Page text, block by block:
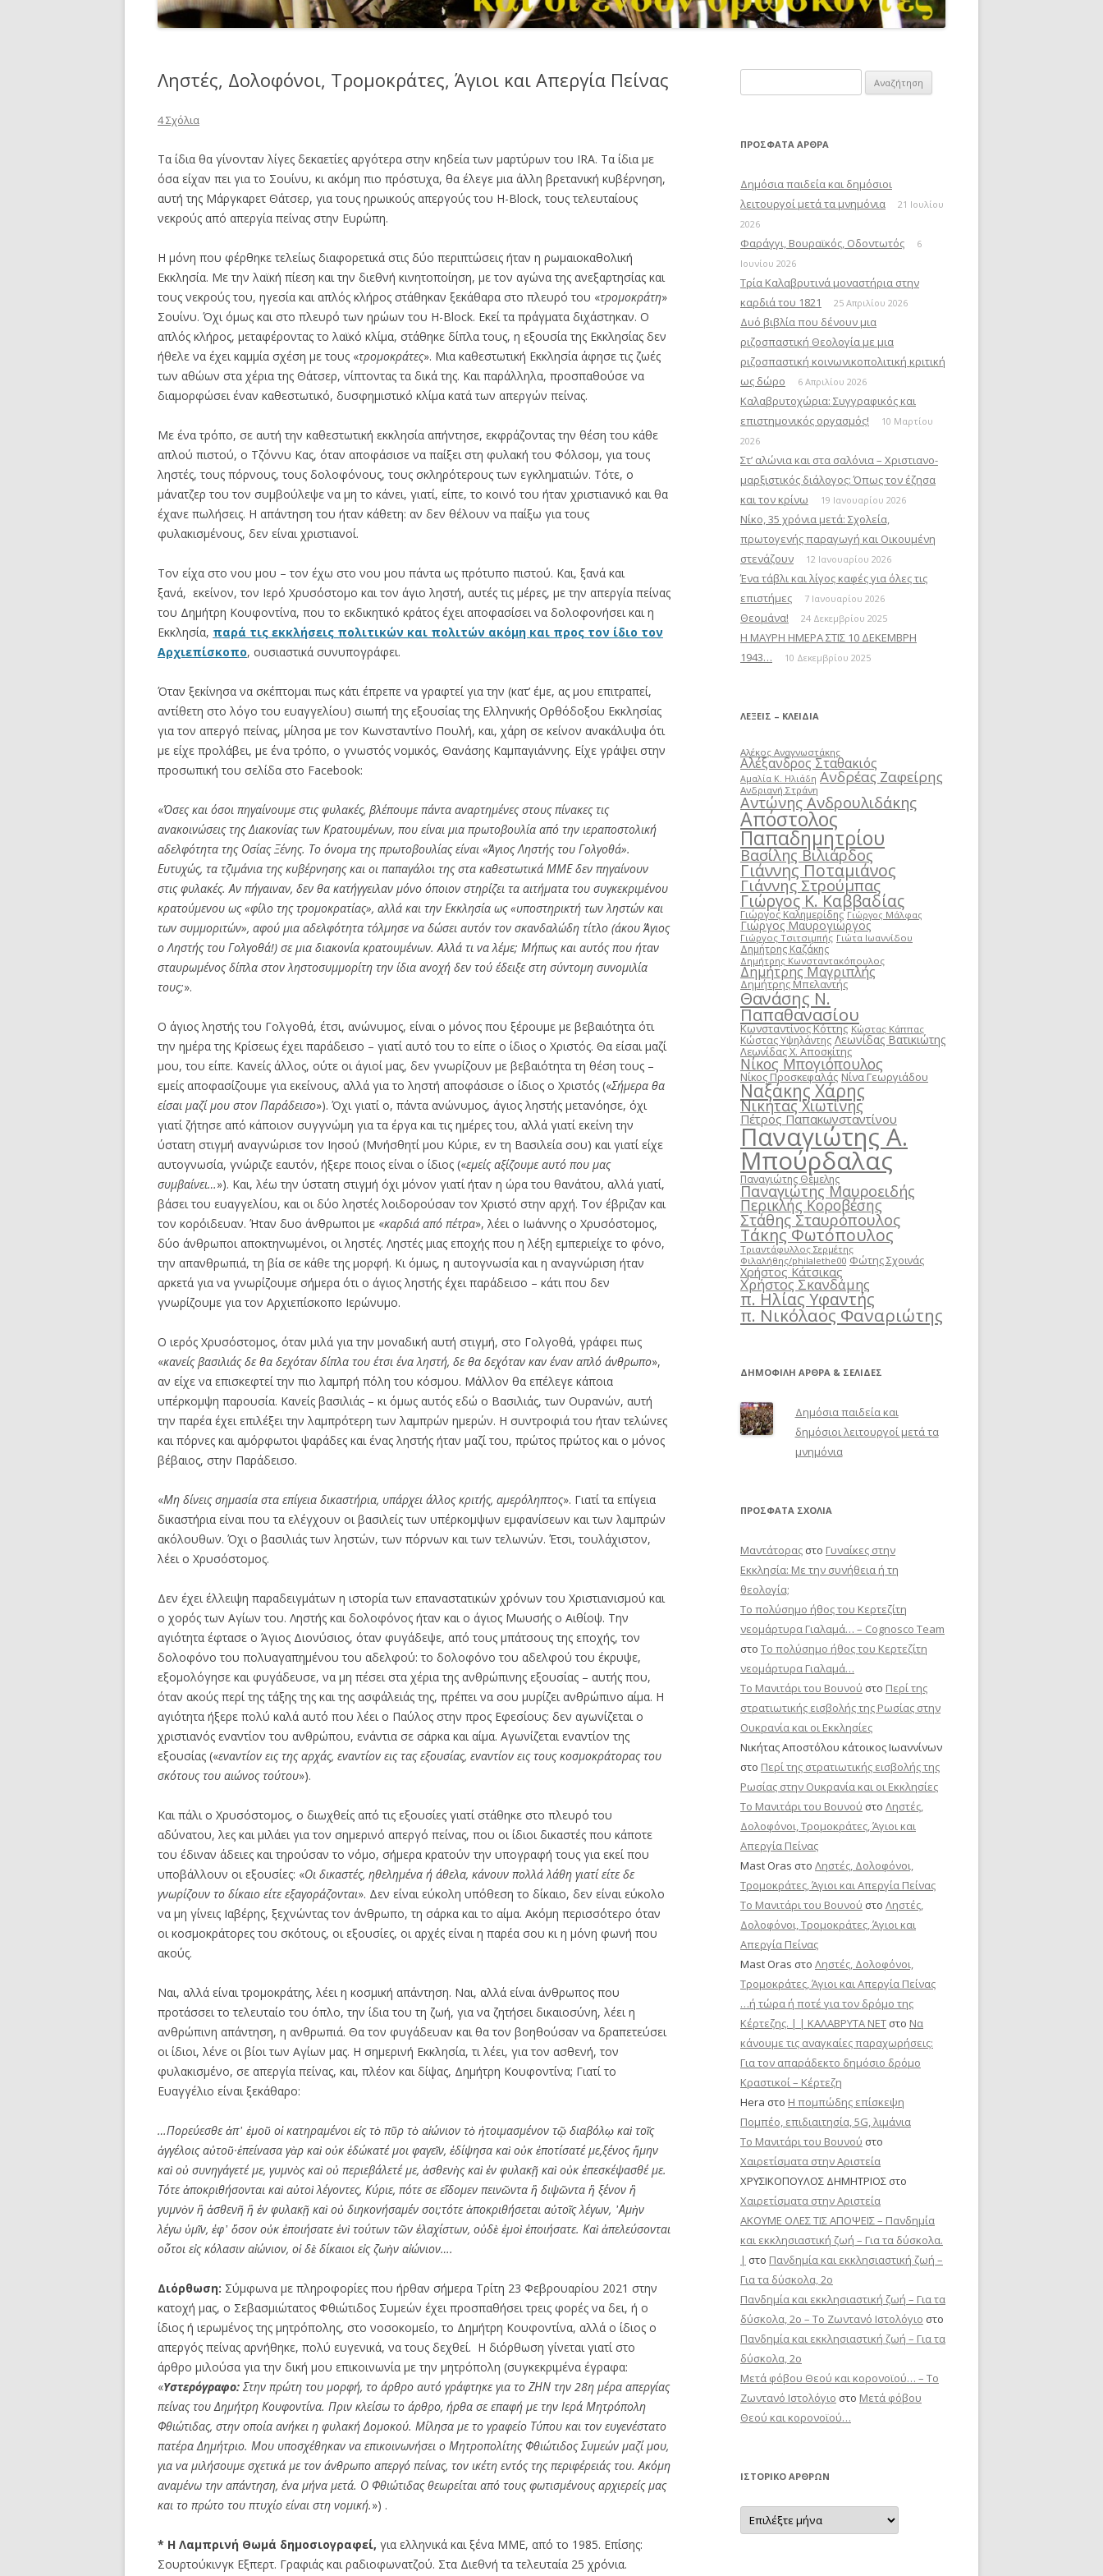
Ληστές, Δολοφόνοι, Τρομοκράτες, Άγιοι και Απεργία Πείνας
4 Σχόλια
Τα ίδια θα γίνονταν λίγες δεκαετίες αργότερα στην κηδεία των μαρτύρων του IRA. Τα ίδια με
όσα είχαν πει για το Σουίνυ, κι ακόμη πιο πρόστυχα, θα έλεγε μια άλλη βρετανική κυβέρνηση,
αυτή της Μάργκαρετ Θάτσερ, για τους ηρωικούς απεργούς του H-Block, τους τελευταίους
νεκρούς από απεργία πείνας στην Ευρώπη.
Η μόνη που φέρθηκε τελείως διαφορετικά στις δύο περιπτώσεις ήταν η ρωμαιοκαθολική
Εκκλησία. Με την λαϊκή πίεση και την διεθνή κινητοποίηση, με τον αγώνα της ανεξαρτησίας και
τους νεκρούς του, ηγεσία και απλός κλήρος στάθηκαν ξεκάθαρα στο πλευρό του «τρομοκράτη»
Σουίνυ. Όχι όμως και στο πλευρό των ηρώων του H-Block. Εκεί τα πράγματα διχάστηκαν. Ο
απλός κλήρος, μεταφέροντας το λαϊκό κλίμα, στάθηκε δίπλα τους, η εξουσία της Εκκλησίας δεν
ήθελε να έχει καμμία σχέση με τους «τρομοκράτες». Μια καθεστωτική Εκκλησία άφησε τις ζωές
των αθώων στα χέρια της Θάτσερ, νίπτοντας τα δικά της. Και παράλληλα, προσπαθούσε να
διαμορφώσει έναν καθεστωτικό, δυσφημιστικό κλίμα κατά των απεργών πείνας.
Με ένα τρόπο, σε αυτή την καθεστωτική εκκλησία απήντησε, εκφράζοντας την θέση του κάθε
απλού πιστού, ο Τζόννυ Κας, όταν αποφάσισε να παίξει στη φυλακή του Φόλσομ, για τους
ληστές, τους πόρνους, τους δολοφόνους, τους σκληρότερους των εγκληματιών. Τότε, ο
μάνατζερ του τον συμβούλεψε να μη το κάνει, γιατί, είπε, το κοινό του ήταν χριστιανικό και θα
έχανε πωλήσεις. Η απάντηση του ήταν κάθετη: αν δεν θέλουν να παίξω για τους
φυλακισμένους, δεν είναι χριστιανοί.
Τον είχα στο νου μου – τον έχω στο νου μου πάντα ως πρότυπο πιστού. Και, ξανά και
ξανά, εκείνον, τον Ιερό Χρυσόστομο και τον άγιο ληστή, αυτές τις μέρες, με την απεργία πείνας
του Δημήτρη Κουφοντίνα, που το εκδικητικό κράτος έχει αποφασίσει να δολοφονήσει και η
Εκκλησία, παρά τις εκκλήσεις πολιτικών και πολιτών ακόμη και προς τον ίδιο τον
Αρχιεπίσκοπο, ουσιαστικά συνυπογράφει.
Όταν ξεκίνησα να σκέπτομαι πως κάτι έπρεπε να γραφτεί για την (κατ’ έμε, ας μου επιτραπεί,
αντίθετη στο λόγο του ευαγγελίου) σιωπή της εξουσίας της Ελληνικής Ορθόδοξου Εκκλησίας
για τον απεργό πείνας, μίλησα με τον Κωνσταντίνο Πουλή, και, χάρη σε κείνον ανακάλυψα ότι
με είχε προλάβει, με ένα τρόπο, ο γνωστός νομικός, Θανάσης Καμπαγιάννης. Είχε γράψει στην
προσωπική του σελίδα στο Facebook:
«Όσες και όσοι πηγαίνουμε στις φυλακές, βλέπουμε πάντα αναρτημένες στους πίνακες τις
ανακοινώσεις της Διακονίας των Κρατουμένων, που είναι μια πρωτοβουλία από την ιεραποστολική
αδελφότητα της Οσίας Ξένης. Το όνομα της πρωτοβουλίας είναι «Άγιος Ληστής του Γολγοθά».
Ευτυχώς, τα τζιμάνια της κυβέρνησης και οι παπαγάλοι της στα καθεστωτικά ΜΜΕ δεν πηγαίνουν
στις φυλακές. Αν πήγαιναν, δεν θα κατήγγειλαν μόνο όποιον στηρίζει τα αιτήματα του συγκεκριμένου
κρατούμενου ως «φίλο της τρομοκρατίας», αλλά και την Εκκλησία ως «υποστηρικτή των ληστών και
των συμμοριτών», αφού μια αδελφότητα τόλμησε να δώσει αυτόν τον σκανδαλώδη τίτλο (άκου Άγιος
ο Ληστής του Γολγοθά!) σε μια διακονία κρατουμένων. Αλλά τι να λέμε; Μήπως και αυτός που ήταν
σταυρωμένος δίπλα στον ληστοσυμμορίτη την ίδια ανοχή δεν τού έδειξε στη σύντομη συνομιλία
τους;».
Ο άγιος ληστής του Γολγοθά, έτσι, ανώνυμος, είναι ο μόνος που ξέρουμε με βεβαιότητα ότι
την ημέρα της Κρίσεως έχει παράδεισο – γιατί αυτό του το είπε ο ίδιος ο Χριστός. Θα είσαι μαζί
μου, του είπε. Κανείς άλλος, ούτε οι άγιοί μας, δεν γνωρίζουν με βεβαιότητα τη θέση τους –
εμείς αποφασίζουμε για εκείνους, αλλά για το ληστή αποφάσισε ο ίδιος ο Χριστός («Σήμερα θα
είσαι μαζί μου στον Παράδεισο»). Όχι γιατί ο, πάντα ανώνυμος, άγιος ληστής μετανόησε, όχι
γιατί ζήτησε από κάποιον συγγνώμη για τα έργα και τις ημέρες του, αλλά γιατί εκείνη την
ύστατη στιγμή αναγνώρισε τον Ιησού (Μνήσθητί μου Κύριε, εν τη Βασιλεία σου) και γιατί είχε
αυτογνωσία, γνώριζε εαυτόν, ήξερε ποιος είναι ο ίδιος («εμείς αξίζουμε αυτό που μας
συμβαίνει…»). Και, λέω την ύστατη στιγμή όχι μόνον γιατί ήταν η ώρα του θανάτου, αλλά γιατί,
βάσει του ευαγγελίου, και οι δύο ληστές λοιδορούσαν τον Χριστό στην αρχή. Τον έβριζαν και
τον κορόιδευαν. Ήταν δυο άνθρωποι με «καρδιά από πέτρα», λέει ο Ιωάννης ο Χρυσόστομος,
δύο άνθρωποι αποκτηνωμένοι, οι ληστές. Ληστές μιας εποχής που η λέξη εμπεριείχε το φόνο,
την απανθρωπιά, τη βία σε κάθε της μορφή. Κι όμως, η αυτογνωσία και η αναγνώριση ήταν
αρκετά για να γνωρίζουμε σήμερα ότι ο άγιος ληστής έχει παράδεισο – κάτι που δεν
γνωρίζουμε για τον Αρχιεπίσκοπο Ιερώνυμο.
Ο ιερός Χρυσόστομος, όταν μιλά για την μοναδική αυτή στιγμή, στο Γολγοθά, γράφει πως
«κανείς βασιλιάς δε θα δεχόταν δίπλα του έτσι ένα ληστή, δε θα δεχόταν καν έναν απλό άνθρωπο»,
αν είχε να επισκεφτεί την πιο λαμπρή πόλη του κόσμου. Μάλλον θα επέλεγε κάποια
υπέρκομψη παρουσία. Κανείς βασιλιάς – κι όμως αυτός εδώ ο Βασιλιάς, των Ουρανών, αυτή
την παρέα έχει επιλέξει την λαμπρότερη των λαμπρών ημερών. Η συντροφιά του ήταν τελώνες
και πόρνες και αμόρφωτοι ψαράδες και ένας ληστής ήταν μαζί του, πρώτος πρώτος και ο μόνος
βέβαιος, στην Παράδεισο.
«Μη δίνεις σημασία στα επίγεια δικαστήρια, υπάρχει άλλος κριτής, αμερόληπτος». Γιατί τα επίγεια
δικαστήρια είναι που τα ελέγχουν οι βασιλείς των υπέρκομψων εμφανίσεων και των λαμπρών
ακόλουθων. Όχι ο βασιλιάς των ληστών, των πόρνων και των τελωνών. Έτσι, τουλάχιστον,
λέει ο Χρυσόστομος.
Δεν έχει έλλειψη παραδειγμάτων η ιστορία των επαναστατικών χρόνων του Χριστιανισμού και
ο χορός των Αγίων του. Ληστής και δολοφόνος ήταν και ο άγιος Μωυσής ο Αιθίοψ. Την
αγιότητα έφτασε ο Άγιος Διονύσιος, όταν φυγάδεψε, από τους μπάτσους της εποχής, τον
δολοφόνο του πολυαγαπημένου του αδελφού: το δολοφόνο του αδελφού του έκρυψε,
εξομολόγησε και φυγάδευσε, να μη πέσει στα χέρια της ανθρώπινης εξουσίας – αυτής που,
όταν ακούς περί της τάξης της και της ασφάλειάς της, πρέπει να σου μυρίζει ανθρώπινο αίμα. Η
αγιότητα ήξερε πολύ καλά αυτό που λέει ο Παύλος στην προς Εφεσίους: δεν αγωνίζεται ο
χριστιανός εναντίον του ανθρώπου, ενάντια σε σάρκα και αίμα. Αγωνίζεται εναντίον της
εξουσίας («εναντίον εις της αρχάς, εναντίον εις τας εξουσίας, εναντίον εις τους κοσμοκράτορας του
σκότους του αιώνος τούτου»).
Και πάλι ο Χρυσόστομος, ο διωχθείς από τις εξουσίες γιατί στάθηκε στο πλευρό του
αδύνατου, λες και μιλάει για τον σημερινό απεργό πείνας, που οι ίδιοι δικαστές που κάποτε
του έδιναν άδειες και τηρούσαν το νόμο, σήμερα κρατούν την υπογραφή τους για εκεί που
υποβάλλουν οι εξουσίες: «Οι δικαστές, ηθελημένα ή άθελα, κάνουν πολλά λάθη γιατί είτε δε
γνωρίζουν το δίκαιο είτε εξαγοράζονται». Δεν είναι εύκολη υπόθεση το δίκαιο, δεν είναι εύκολο
να μη γίνεις Ιαβέρης, ξεχνώντας τον άνθρωπο, τη σάρκα και το αίμα. Ακόμη περισσότερο όταν
οι κοσμοκράτορες του σκότους, οι εξουσίες, οι αρχές είναι η παρέα σου κι η μόνη φωνή που
ακούς.
Ναι, αλλά είναι τρομοκράτης, λέει η κοσμική απάντηση. Ναι, αλλά είναι άνθρωπος που
προτάσσει το τελευταίο του όπλο, την ίδια του τη ζωή, για να ζητήσει δικαιοσύνη, λέει η
ανθρώπινη απάντηση, η ανθρωπιά. Θα τον φυγάδευαν και θα τον βοηθούσαν να δραπετεύσει
οι ίδιοι, λένε οι βίοι των Αγίων μας. Η σημερινή Εκκλησία, τι λέει, για τον ασθενή, τον
φυλακισμένο, σε απεργία πείνας, και, πλέον και δίψας, Δημήτρη Κουφοντίνα; Γιατί το
Ευαγγέλιο είναι ξεκάθαρο:
…Πορεύεσθεἀπ᾽ ἐμοῦ οἱκατηραμένοι εἰς τὸ πῦρ τὸ αἰώνιον τὸ ἡτοιμασμένον τῷ διαβόλῳ καὶ τοῖς
ἀγγέλοις αὐτοῦ·ἐπείνασα γὰρ καὶ οὐκ ἐδώκατέμοι φαγεῖν, ἐδίψησα καὶ οὐκ ἐποτίσατέμε,ξένοςἤμην
καὶ οὐ συνηγάγετέμε, γυμνὸς καὶ οὐ περιεβάλετέμε, ἀσθενὴς καὶ ἐν φυλακῇ καὶ οὐκ ἐπεσκέψασθέμε.
Τότεἀποκριθήσονται καὶ αὐτοὶλέγοντες, Κύριε, πότε σε εἴδομεν πεινῶντα ἢ διψῶντα ἢ ξένον ἢ
γυμνὸν ἢ ἀσθενῆ ἢ ἐν φυλακῇ καὶ οὐ διηκονήσαμέν σοι;τότεἀποκριθήσεται αὐτοῖς λέγων, ᾽Αμὴν
λέγω ὑμῖν, ἐφ᾽ ὅσον οὐκ ἐποιήσατεἑνὶ τούτων τῶν ἐλαχίστων, οὐδὲ ἐμοὶ ἐποιήσατε. Καὶ ἀπελεύσονται
οὗτοι εἰς κόλασιν αἰώνιον, οἱδὲ δίκαιοι εἰς ζωὴν αἰώνιον….
Διόρθωση: Σύμφωνα με πληροφορίες που ήρθαν σήμερα Τρίτη 23 Φεβρουαρίου 2021 στην
κατοχή μας, ο Σεβασμιώτατος Φθιώτιδος Συμεών έχει προσπαθήσει τρεις φορές να δει, ή ο
ίδιος ή ιερωμένος της μητρόπολης, στο νοσοκομείο, το Δημήτρη Κουφοντίνα, αλλά ο ίδιος ο
απεργός πείνας αρνήθηκε, πολύ ευγενικά, να τους δεχθεί. Η διόρθωση γίνεται γιατί στο
άρθρο μιλούσα για την δική μου επικοινωνία με την μητρόπολη (συγκεκριμένα έγραφα:
«Υστερόγραφο: Στην πρώτη του μορφή, το άρθρο αυτό γράφτηκε για το ΖΗΝ την 28η μέρα απεργίας
πείνας του Δημήτρη Κουφοντίνα. Πριν κλείσω το άρθρο, ήρθα σε επαφή με την Ιερά Μητρόπολη
Φθιώτιδας, στην οποία ανήκει η φυλακή Δομοκού. Μίλησα με το γραφείο Τύπου και τον ευγενέστατο
πατέρα Δημήτριο. Μου υποσχέθηκαν να επικοινωνήσει ο Μητροπολίτης Φθιώτιδος Συμεών μαζί μου,
για να μιλήσουμε σχετικά με τον άνθρωπο απεργό πείνας, τον ικέτη εντός της περιφέρειάς του. Ακόμη
αναμένω την απάντηση, ένα μήνα μετά. Ο Φθιώτιδας θεωρείται από τους φωτισμένους αρχιερείς μας
και το πρώτο του πτυχίο είναι στη νομική.») .
* Η Λαμπρινή Θωμά δημοσιογραφεί, για ελληνικά και ξένα ΜΜΕ, από το 1985. Επίσης:
Σουρτούκινγκ Εξπερτ. Γραφιάς και ραδιοφωνατζού. Στα Διεθνή τα τελευταία 25 χρόνια.
για:
ΠΡΌΣΦΑΤΑ ΆΡΘΡΑ
Δημόσια παιδεία και δημόσιοι
λειτουργοί μετά τα μνημόνια
21 Ιουλίου
2026
Φαράγγι, Βουραϊκός, Οδοντωτός
6
Ιουνίου 2026
Τρία Καλαβρυτινά μοναστήρια στην
καρδιά του 1821
25 Απριλίου 2026
Δυό βιβλία που δένουν μια
ριζοσπαστική Θεολογία με μια
ριζοσπαστική κοινωνικοπολιτική κριτική
ως δώρο
6 Απριλίου 2026
Καλαβρυτοχώρια: Συγγραφικός και
επιστημονικός οργασμός!
10 Μαρτίου
2026
Στ’ αλώνια και στα σαλόνια – Χριστιανο-
μαρξιστικός διάλογος: Όπως τον έζησα
και τον κρίνω
19 Ιανουαρίου 2026
Νίκο, 35 χρόνια μετά: Σχολεία,
πρωτογενής παραγωγή και Οικουμένη
στενάζουν
12 Ιανουαρίου 2026
Ένα τάβλι και λίγος καφές για όλες τις
επιστήμες
7 Ιανουαρίου 2026
Θεομάνα! 24 Δεκεμβρίου 2025
Η ΜΑΥΡΗ ΗΜΕΡΑ ΣΤΙΣ 10 ΔΕΚΕΜΒΡΗ
1943…
10 Δεκεμβρίου 2025
ΛΈΞΕΙΣ – ΚΛΕΙΔΙΆ
Αλέκος Αναγνωστάκης
Αλέξανδρος Σταθακιός
Αμαλία Κ. Ηλιάδη Ανδρέας Ζαφείρης
Ανδριανή Στράνη
Αντώνης Ανδρουλιδάκης
Απόστολος
Παπαδημητρίου
Βασίλης Βιλιάρδος
Γιάννης Ποταμιάνος
Γιάννης Στρούμπας
Γιώργος Κ. Καββαδίας
Γιώργος Καλημερίδης Γιώργος Μάλφας
Γιώργος Μαυρογιώργος
Γιώργος Τσιτσιμπής Γιώτα Ιωαννίδου
Δημήτρης Καζάκης
Δημήτρης Κωνσταντακόπουλος
Δημήτρης Μαγριπλής
Δημήτρης Μπελαντής
Θανάσης Ν.
Παπαθανασίου
Κωνσταντίνος Κόττης Κώστας Κάππας
Κώστας Υψηλάντης Λεωνίδας Βατικιώτης
Λεωνίδας Χ. Αποσκίτης
Νίκος Μπογιόπουλος
Νίκος Προσκεφαλάς Νίνα Γεωργιάδου
Ναξάκης Χάρης
Νικήτας Χιωτίνης
Πέτρος Παπακωνσταντίνου
Παναγιώτης Α.
Μπούρδαλας
Παναγιώτης Θέμελης
Παναγιώτης Μαυροειδής
Περικλής Κοροβέσης
Στάθης Σταυρόπουλος
Τάκης Φωτόπουλος
Τριαντάφυλλος Σερμέτης
Φιλαλήθης/philalethe00 Φώτης Σχοινάς
Χρήστος Κάτσικας
Χρήστος Σκανδάμης
π. Ηλίας Υφαντής
π. Νικόλαος Φαναριώτης
ΔΗΜΟΦΙΛΉ ΆΡΘΡΑ & ΣΕΛΊΔΕΣ
Δημόσια παιδεία και
δημόσιοι λειτουργοί μετά τα
μνημόνια
ΠΡΌΣΦΑΤΑ ΣΧΌΛΙΑ
Μαντάτορας στο Γυναίκες στην
Εκκλησία: Με την συνήθεια ή τη
θεολογία;
Το πολύσημο ήθος του Κερτεζίτη
νεομάρτυρα Γιαλαμά… – Cognosco Team
στο Το πολύσημο ήθος του Κερτεζίτη
νεομάρτυρα Γιαλαμά…
Το Μανιτάρι του Βουνού στο Περί της
στρατιωτικής εισβολής της Ρωσίας στην
Ουκρανία και οι Εκκλησίες
Νικήτας Αποστόλου κάτοικος Ιωαννίνων
στο Περί της στρατιωτικής εισβολής της
Ρωσίας στην Ουκρανία και οι Εκκλησίες
Το Μανιτάρι του Βουνού στο Ληστές,
Δολοφόνοι, Τρομοκράτες, Άγιοι και
Απεργία Πείνας
Mast Oras στο Ληστές, Δολοφόνοι,
Τρομοκράτες, Άγιοι και Απεργία Πείνας
Το Μανιτάρι του Βουνού στο Ληστές,
Δολοφόνοι, Τρομοκράτες, Άγιοι και
Απεργία Πείνας
Mast Oras στο Ληστές, Δολοφόνοι,
Τρομοκράτες, Άγιοι και Απεργία Πείνας
…ή τώρα ή ποτέ για τον δρόμο της
Κέρτεζης. | | ΚΑΛΑΒΡΥΤΑ ΝΕΤ στο Να
κάνουμε τις αναγκαίες παραχωρήσεις:
Για τον απαράδεκτο δημόσιο δρόμο
Κραστικοί – Κέρτεζη
Hera στο Η πομπώδης επίσκεψη
Πομπέο, επιδιαιτησία, 5G, λιμάνια
Το Μανιτάρι του Βουνού στο
Χαιρετίσματα στην Αριστεία
ΧΡΥΣΙΚΟΠΟΥΛΟΣ ΔΗΜΗΤΡΙΟΣ στο
Χαιρετίσματα στην Αριστεία
ΑΚΟΥΜΕ ΟΛΕΣ ΤΙΣ ΑΠΟΨΕΙΣ – Πανδημία
και εκκλησιαστική ζωή – Για τα δύσκολα.
| στο Πανδημία και εκκλησιαστική ζωή –
Για τα δύσκολα, 2ο
Πανδημία και εκκλησιαστική ζωή – Για τα
δύσκολα, 2ο – Το Zωντανό Iστολόγιο στο
Πανδημία και εκκλησιαστική ζωή – Για τα
δύσκολα, 2ο
Μετά φόβου Θεού και κορονοϊού… – Το
Zωντανό Iστολόγιο στο Μετά φόβου
Θεού και κορονοϊού…
ΙΣΤΟΡΙΚΌ ΆΡΘΡΩΝ
Ιστορικό
Άρθρων